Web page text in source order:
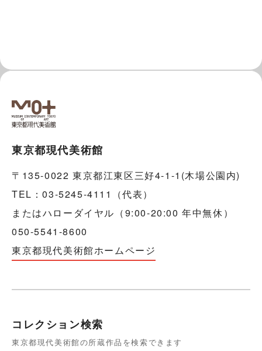
東京都現代美術館
〒135-0022 東京都江東区三好4-1-1(木場公園内)
TEL：03-5245-4111（代表）
またはハローダイヤル（9:00-20:00 年中無休）
050-5541-8600
東京都現代美術館ホームページ
コレクション検索
東京都現代美術館の所蔵作品を検索できます